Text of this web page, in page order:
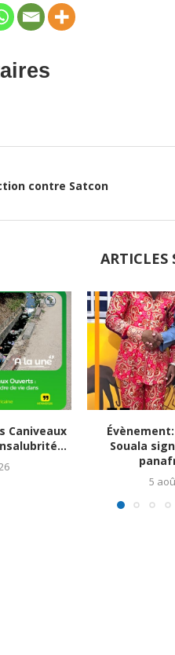
contre Satcon
ARTICLES
Caniveaux
Souala
5